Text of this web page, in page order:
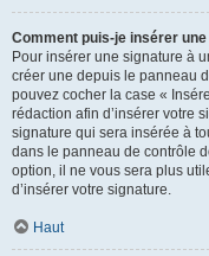
Comment puis-je insérer
Pour insérer une signature à
créer une depuis le panneau
pouvez cocher la case «
rédaction afin d’insérer votre
signature qui sera insérée à
dans le panneau de contrôle
option, il ne vous sera plus
d’insérer votre signature.
Haut